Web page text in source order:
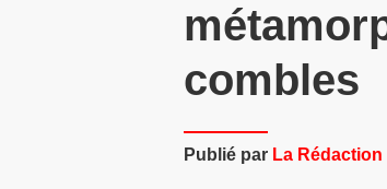
combles
Publié par La Rédaction